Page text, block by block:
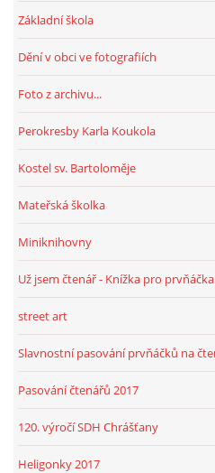
HRY, KVÍZY, VZDĚLÁVÁNÍ ON-LINE
© 2026 eStránky.cz | RSS|WebSlice
Základní škola
Dění v obci ve fotografiích
Foto z archivu...
Perokresby Karla Koukola
Kostel sv. Bartoloměje
Mateřská školka
Miniknihovny
Už jsem čtenář - Knížka pro prvňáčka
street art
Slavnostní pasování prvňáčků na
Pasování čtenářů 2017
120. výročí SDH Chrášťany
Heligonky 2017